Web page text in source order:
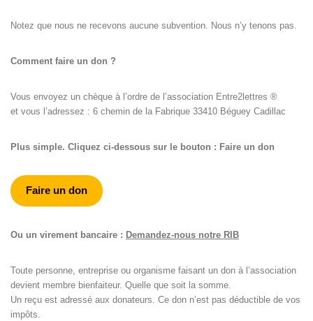
Notez que nous ne recevons aucune subvention. Nous n’y tenons pas.
Comment faire un don ?
Vous envoyez un chèque à l’ordre de l’association Entre2lettres ®
et vous l’adressez : 6 chemin de la Fabrique 33410 Béguey Cadillac
Plus simple. Cliquez ci-dessous sur le bouton : Faire un don
Faire un don
Ou un virement bancaire : Demandez-nous notre RIB
Toute personne, entreprise ou organisme faisant un don à l’association
devient membre bienfaiteur. Quelle que soit la somme.
Un reçu est adressé aux donateurs. Ce don n’est pas déductible de vos
impôts.